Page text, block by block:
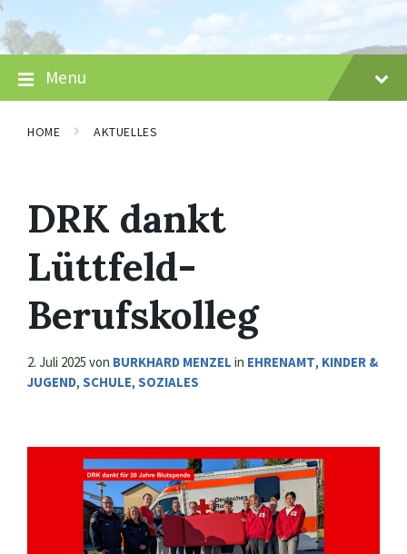
Skip
to
content
Skip
to
main
navigation
Skip
to
footer
Menu
HOME AKTUELLES
DRK dankt
Lüttfeld-
Berufskolleg
2. Juli 2025 von BURKHARD MENZEL in EHRENAMT, KINDER &
JUGEND, SCHULE, SOZIALES